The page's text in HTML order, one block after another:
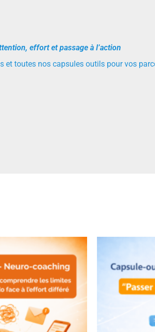
effort et passage à l’action
et toutes nos capsules outils pour vos